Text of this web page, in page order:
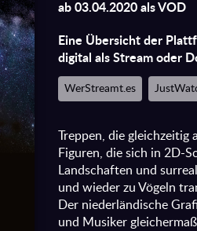
ab 03.04.2020 als VOD
Eine Übersicht der
digital als Stream oder
WerStreamt.es
Treppen, die gleichzeitig
Figuren, die sich in 2D-
Landschaften und
und wieder zu Vögeln
Der niederländische
und Musiker